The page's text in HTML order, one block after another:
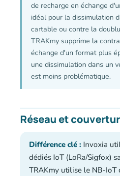
de recharge en échange
idéal pour la dissimulation
cartable ou contre la
TRAKmy supprime la
échange d'un format plus
une dissimulation dans un
est moins problématique.
Réseau et
Différence clé : Invoxia
dédiés IoT (LoRa/Sigfox)
TRAKmy utilise le NB-